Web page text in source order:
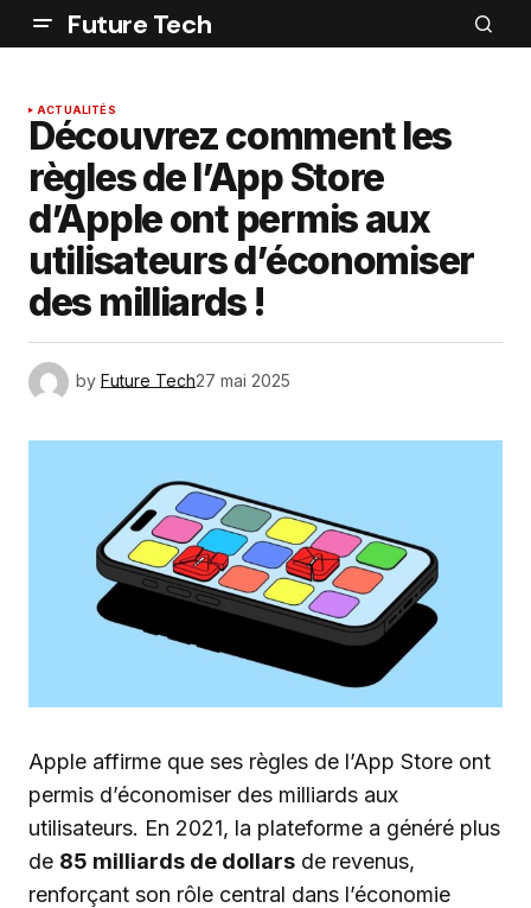
Future Tech
ACTUALITÉS
Découvrez comment les
règles de l’App Store
d’Apple ont permis aux
utilisateurs d’économiser
des milliards !
by Future Tech27 mai 2025
Apple affirme que ses règles de l’App Store ont
permis d’économiser des milliards aux
utilisateurs. En 2021, la plateforme a généré plus
de 85 milliards de dollars de revenus,
renforçant son rôle central dans l’économie